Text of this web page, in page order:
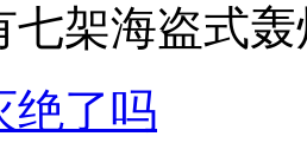
七架海盗式
绝了吗